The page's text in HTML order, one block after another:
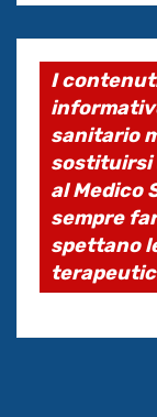
I
sanitario
sostituirsi
al Medico
sempre
spettano